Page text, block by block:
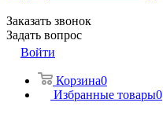
Заказать звонок
Задать вопрос
Войти
Корзина0
Избранные товары0